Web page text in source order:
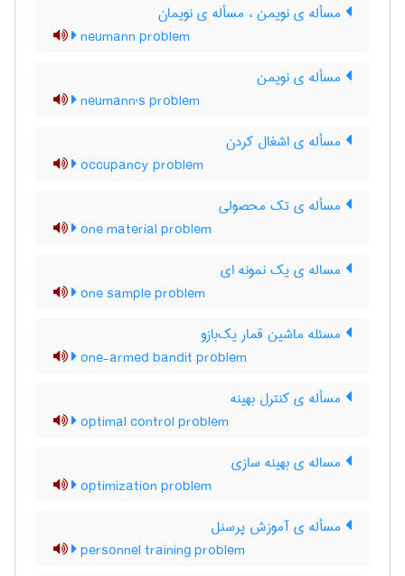
مسأله ی نویمن ، مسأله ی نویمان
neumann problem
مسأله ی نویمن
neumann's problem
مسأله ی اشغال کردن
occupancy problem
مسأله ی تک محصولی
one material problem
مساله ی یک نمونه ای
one sample problem
مسئله ماشین قمار یک‌بازو
one-armed bandit problem
مسأله ی کنترل بهینه
optimal control problem
مساله ی بهینه سازی
optimization problem
مسأله ی آموزش پرسنل
personnel training problem